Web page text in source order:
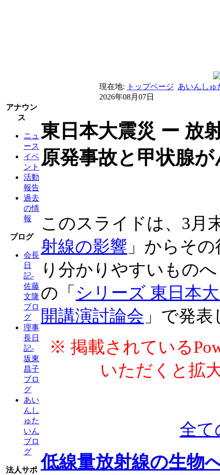
現在地: トップページ あいんしゅ
2026年08月07日
アナウン
ス
ニュ
ース
イベ
ント
活動
報告
過去
の情
報
ブログ
会長
日
記-
佐藤
文隆
ブロ
グ
理事
長日
記-
坂東
昌子
ブロ
グ
あい
んし
ゅた
いん
ブロ
グ
法人サポ
東日本大震災 ー 放
原発事故と甲状腺が
このスライドは、3月
射線の影響 」からそ
り分かりやすいもの
の「 シリーズ 東日本
開講演討論会 」で発
※ 掲載されている
いただくと拡
全て
低線量放射線の生物